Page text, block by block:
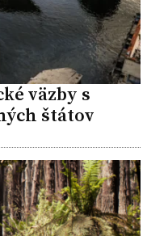
väzby s
štátov